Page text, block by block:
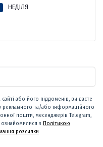
НЕДІЛЯ
або його піддоменів, ви даєте
рекламного та/або інформаційного
пошти, месенджерів Telegram,
ознайомилися з Політикою
розсилки